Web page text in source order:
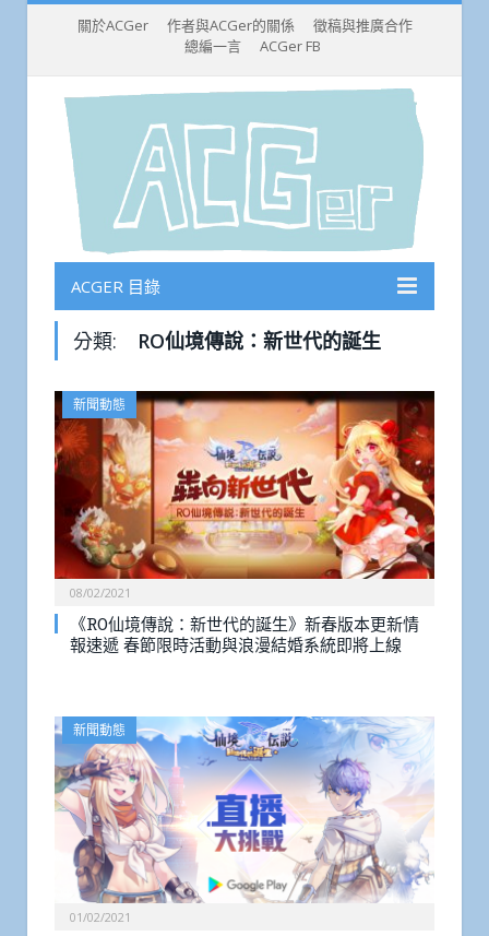
關於ACGer 作者與ACGer的關係
徵稿與推廣合作
總編一言
ACGer FB
ACGER 目錄
分類: RO仙境傳說：新世代的誕生
新聞動態
08/02/2021
《RO仙境傳說：新世代的誕生》新春版本更新情
報速遞 春節限時活動與浪漫結婚系統即將上線
新聞動態
01/02/2021